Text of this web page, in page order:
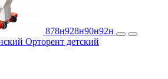
878н928н90н92н
Орторент детский